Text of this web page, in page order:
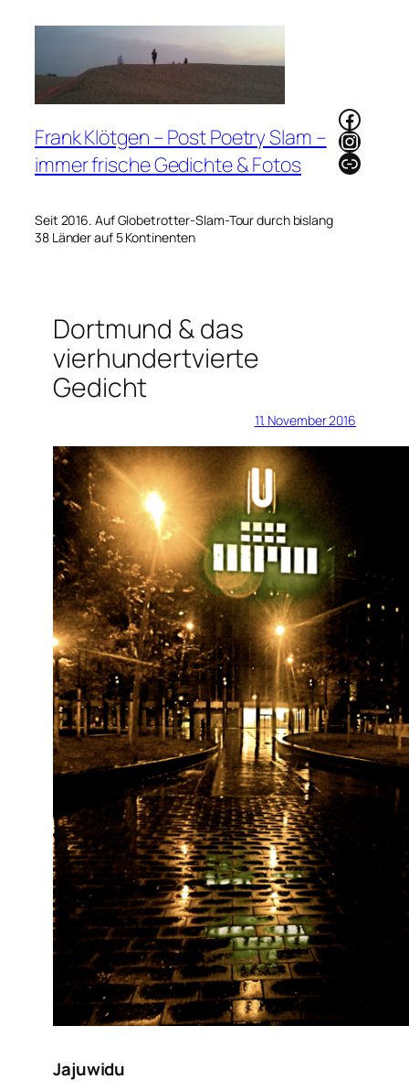
Frank Klötgen – Post Poetry Slam –
immer frische Gedichte & Fotos
Seit 2016. Auf Globetrotter-Slam-Tour durch bislang
38 Länder auf 5 Kontinenten
Link
Dortmund & das
vierhundertvierte
Gedicht
11. November 2016
Jajuwidu